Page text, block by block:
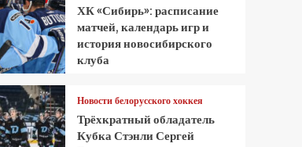
ХК «Сибирь»: расписание
матчей, календарь игр и
история новосибирского
клуба
Новости белорусского хоккея
Трёхкратный обладатель
Кубка Стэнли Сергей